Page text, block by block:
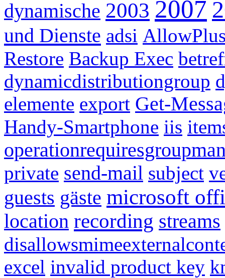
dynamische 2003 2007
und Dienste adsi
Restore Backup Exec
dynamicdistributiongroup
elemente export Get-
Handy-Smartphone iis
private send-mail subject
guests gäste microsoft
location recording streams
excel invalid product key